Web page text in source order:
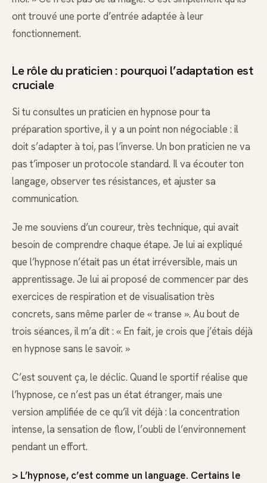
ont trouvé une porte d’entrée adaptée à leur
fonctionnement.
Le rôle du praticien : pourquoi l’adaptation est
cruciale
Si tu consultes un praticien en hypnose pour ta
préparation sportive, il y a un point non négociable : il
doit s’adapter à toi, pas l’inverse. Un bon praticien ne va
pas t’imposer un protocole standard. Il va écouter ton
langage, observer tes résistances, et ajuster sa
communication.
Je me souviens d’un coureur, très technique, qui avait
besoin de comprendre chaque étape. Je lui ai expliqué
que l’hypnose n’était pas un état irréversible, mais un
apprentissage. Je lui ai proposé de commencer par des
exercices de respiration et de visualisation très
concrets, sans même parler de « transe ». Au bout de
trois séances, il m’a dit : « En fait, je crois que j’étais déjà
en hypnose sans le savoir. »
C’est souvent ça, le déclic. Quand le sportif réalise que
l’hypnose, ce n’est pas un état étranger, mais une
version amplifiée de ce qu’il vit déjà : la concentration
intense, la sensation de flow, l’oubli de l’environnement
pendant un effort.
> L’hypnose, c’est comme un language. Certains le